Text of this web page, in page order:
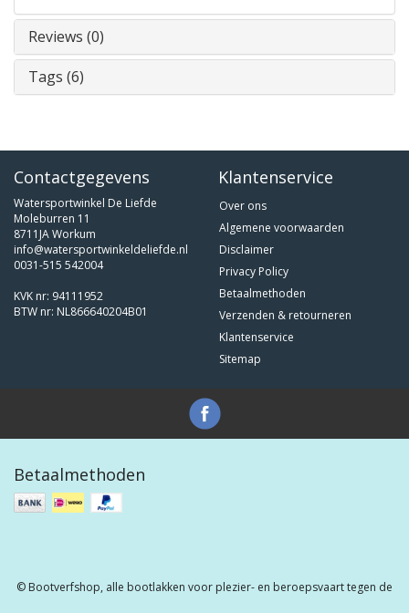
Reviews (0)
Tags (6)
Contactgegevens
Watersportwinkel De Liefde
Moleburren 11
8711JA Workum
info@watersportwinkeldeliefde.nl
0031-515 542004
KVK nr: 94111952
BTW nr: NL866640204B01
Klantenservice
Over ons
Algemene voorwaarden
Disclaimer
Privacy Policy
Betaalmethoden
Verzenden & retourneren
Klantenservice
Sitemap
Betaalmethoden
© Bootverfshop, alle bootlakken voor plezier- en beroepsvaart tegen de